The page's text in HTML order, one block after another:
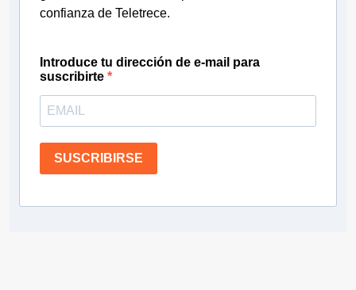
confianza de Teletrece.
Introduce tu dirección de e-mail para
suscribirte
SUSCRIBIRSE